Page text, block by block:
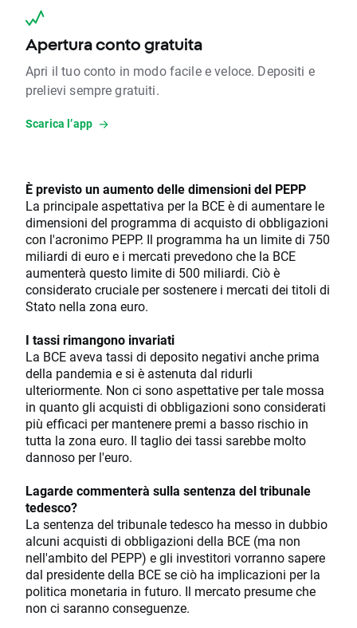
Apertura conto gratuita
Apri il tuo conto in modo facile e veloce. Depositi e
prelievi sempre gratuiti.
Scarica l’app
È previsto un aumento delle dimensioni del PEPP
La principale aspettativa per la BCE è di aumentare le
dimensioni del programma di acquisto di obbligazioni
con l'acronimo PEPP. Il programma ha un limite di 750
miliardi di euro e i mercati prevedono che la BCE
aumenterà questo limite di 500 miliardi. Ciò è
considerato cruciale per sostenere i mercati dei titoli di
Stato nella zona euro.
I tassi rimangono invariati
La BCE aveva tassi di deposito negativi anche prima
della pandemia e si è astenuta dal ridurli
ulteriormente. Non ci sono aspettative per tale mossa
in quanto gli acquisti di obbligazioni sono considerati
più efficaci per mantenere premi a basso rischio in
tutta la zona euro. Il taglio dei tassi sarebbe molto
dannoso per l'euro.
Lagarde commenterà sulla sentenza del tribunale
tedesco?
La sentenza del tribunale tedesco ha messo in dubbio
alcuni acquisti di obbligazioni della BCE (ma non
nell'ambito del PEPP) e gli investitori vorranno sapere
dal presidente della BCE se ciò ha implicazioni per la
politica monetaria in futuro. Il mercato presume che
non ci saranno conseguenze.